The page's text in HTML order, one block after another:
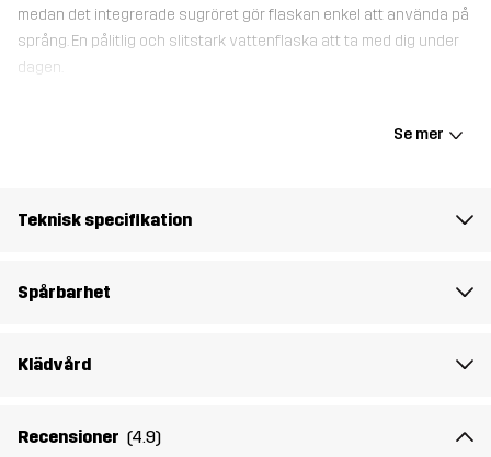
medan det integrerade sugröret gör flaskan enkel att använda på
språng. En pålitlig och slitstark vattenflaska att ta med dig under
dagen.
Se mer
Teknisk specifikation
Spårbarhet
Klädvård
Recensioner (4.9)